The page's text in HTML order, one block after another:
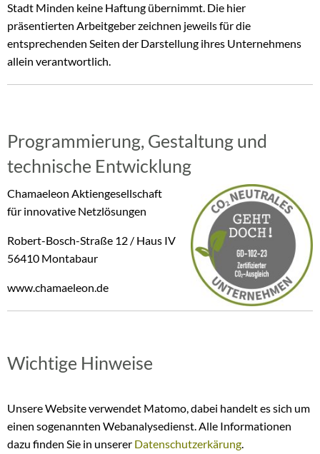
Stadt Minden keine Haftung übernimmt. Die hier
präsentierten Arbeitgeber zeichnen jeweils für die
entsprechenden Seiten der Darstellung ihres Unternehmens
allein verantwortlich.
Programmierung, Gestaltung und
technische Entwicklung
Chamaeleon Aktiengesellschaft
für innovative Netzlösungen
Robert-Bosch-Straße 12 / Haus IV
56410 Montabaur
www.chamaeleon.de
Wichtige Hinweise
Unsere Website verwendet Matomo, dabei handelt es sich um
einen sogenannten Webanalysedienst. Alle Informationen
dazu finden Sie in unserer Datenschutzerkärung.